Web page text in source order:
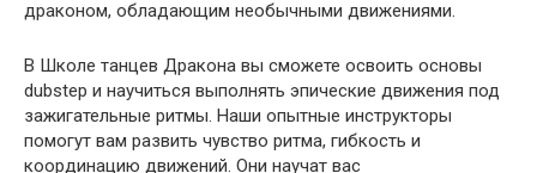
драконом, обладающим необычными движениями.
В Школе танцев Дракона вы сможете освоить основы
dubstep и научиться выполнять эпические движения под
зажигательные ритмы. Наши опытные инструкторы
помогут вам развить чувство ритма, гибкость и
координацию движений. Они научат вас